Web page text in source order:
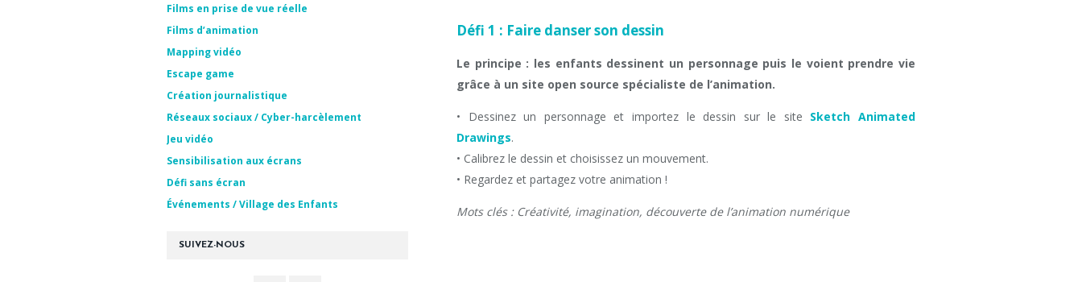
Défi 1 : Faire danser son dessin
Le principe : les enfants dessinent un personnage puis le voient prendre vie
grâce à un site open source spécialiste de l’animation.
• Dessinez un personnage et importez le dessin sur le site Sketch Animated
Drawings.
• Calibrez le dessin et choisissez un mouvement.
• Regardez et partagez votre animation !
Mots clés : Créativité, imagination, découverte de l’animation numérique
SUIVEZ-NOUS
Films en prise de vue réelle
Films d’animation
Mapping vidéo
Escape game
Création journalistique
Réseaux sociaux / Cyber-harcèlement
Jeu vidéo
Sensibilisation aux écrans
Défi sans écran
Événements / Village des Enfants